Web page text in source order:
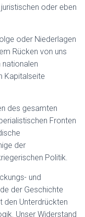
oder eben
oder Niederlagen
Rücken von uns
nationalen
Kapitalseite
des gesamten
Fronten
der
Politik.
und
der Geschichte
den Unterdrückten
Unser Widerstand